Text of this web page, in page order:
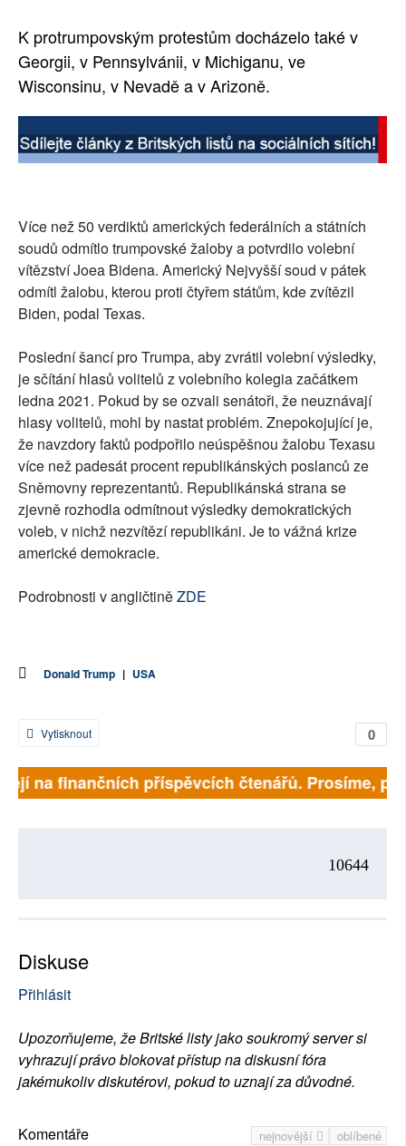
K protrumpovským protestům docházelo také v
Georgii, v Pennsylvánii, v Michiganu, ve
Wisconsinu, v Nevadě a v Arizoně.
Více než 50 verdiktů amerických federálních a státních
soudů odmítlo trumpovské žaloby a potvrdilo volební
vítězství Joea Bidena. Americký Nejvyšší soud v pátek
odmítl žalobu, kterou proti čtyřem státům, kde zvítězil
Biden, podal Texas.
Poslední šancí pro Trumpa, aby zvrátil volební výsledky,
je sčítání hlasů volitelů z volebního kolegia začátkem
ledna 2021. Pokud by se ozvali senátoři, že neuznávají
hlasy volitelů, mohl by nastat problém. Znepokojující je,
že navzdory faktů podpořilo neúspěšnou žalobu Texasu
více než padesát procent republikánských poslanců ze
Sněmovny reprezentantů. Republikánská strana se
zjevně rozhodla odmítnout výsledky demokratických
voleb, v nichž nezvítězí republikáni. Je to vážná krize
americké demokracie.
Podrobnosti v angličtiněZDE
Donald Trump | USA
0
Vytisknout
na finančních příspěvcích čtenářů. Prosíme,
10644
Diskuse
Přihlásit
Upozorňujeme, že Britské listy jako soukromý server si
vyhrazují právo blokovat přístup na diskusní fóra
jakémukoliv diskutérovi, pokud to uznají za důvodné.
nejnovější oblíbené
Komentáře